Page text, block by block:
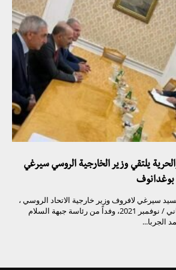
يلتقي وزير الخارجية الروسي سيرغي
بوغدانوف
سيرغي لافروف وزير خارجية الاتحاد الروسي ،
اليوم الجمعة 5 تشرين الثاني / نوفمبر 2021، وفداً من رئاسة جبهة السلام
الجربا...